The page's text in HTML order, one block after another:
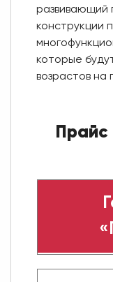
развивающий
конструкции
которые
возрастов на
Прайс